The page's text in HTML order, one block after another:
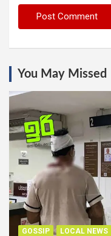
You May Missed
GOSSIP LOCAL NEWS